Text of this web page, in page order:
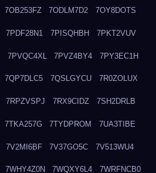
7OB253FZ 7ODLM7D2 7OY8DOTS
7PDF28N1 7PISQHBH 7PKT2VUV
7PVQC4XL 7PVZ4BY4 7PY3EC1H
7QP7DLC5 7QSLGYCU 7R0ZOLUX
7RPZVSPJ 7RX9CIDZ 7SH2DRLB
7TKA257G 7TYDPROM 7UA3TIBE
7V2MI6BF 7V37GO5C 7V513WU4
7WHY4Z0N 7WQXY6L4 7WRFNCB0